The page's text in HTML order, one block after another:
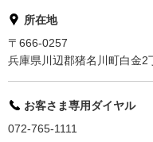
所在地
〒666-0257
兵庫県川辺郡猪名川町白金2
お客さま専用ダイヤル
072-765-1111